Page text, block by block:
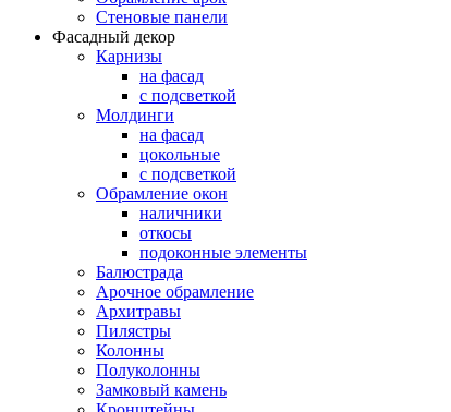
Стеновые панели
Фасадный декор
Карнизы
на фасад
с подсветкой
Молдинги
на фасад
цокольные
с подсветкой
Обрамление окон
наличники
откосы
подоконные элементы
Балюстрада
Арочное обрамление
Архитравы
Пилястры
Колонны
Полуколонны
Замковый камень